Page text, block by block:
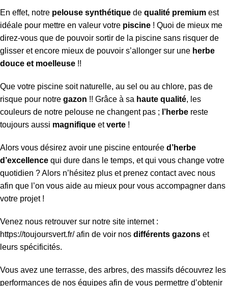
En effet, notre pelouse synthétique de qualité premium est
idéale pour mettre en valeur votre piscine ! Quoi de mieux me
direz-vous que de pouvoir sortir de la piscine sans risquer de
glisser et encore mieux de pouvoir s’allonger sur une herbe
douce et moelleuse !!
Que votre piscine soit naturelle, au sel ou au chlore, pas de
risque pour notre gazon !! Grâce à sa haute qualité, les
couleurs de notre pelouse ne changent pas ; l’herbe reste
toujours aussi magnifique etverte !
Alors vous désirez avoir une piscine entourée d’herbe
d’excellence qui dure dans le temps, et qui vous change votre
quotidien ? Alors n’hésitez plus et prenez contact avec nous
afin que l’on vous aide au mieux pour vous accompagner dans
votre projet !
Venez nous retrouver sur notre site internet :
https://toujoursvert.fr/afin de voir nos différents gazons et
leurs spécificités.
Vous avez une terrasse, des arbres, des massifs découvrez les
performances de nos équipes afin de vous permettre d’obtenir